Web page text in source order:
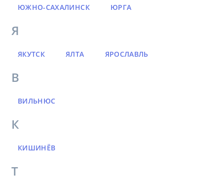
ЮЖНО-САХАЛИНСК ЮРГА
Я
ЯКУТСК ЯЛТА ЯРОСЛАВЛЬ
В
ВИЛЬНЮС
К
КИШИНЁВ
Т